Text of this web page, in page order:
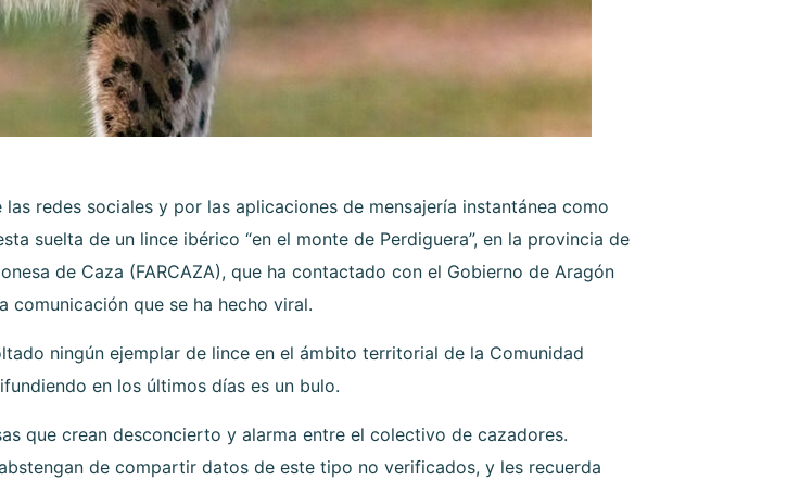
redes sociales y por las aplicaciones de mensajería instantánea como
suelta de un lince ibérico “en el monte de Perdiguera”, en la provincia de
de Caza (FARCAZA), que ha contactado con el Gobierno de Aragón
comunicación que se ha hecho viral.
ningún ejemplar de lince en el ámbito territorial de la Comunidad
en los últimos días es un bulo.
que crean desconcierto y alarma entre el colectivo de cazadores.
de compartir datos de este tipo no verificados, y les recuerda